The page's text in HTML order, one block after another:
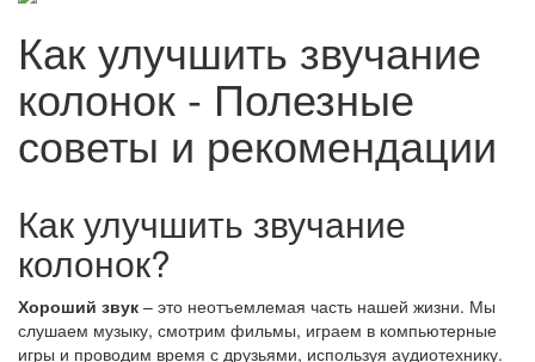
Как улучшить звучание
колонок - Полезные
советы и рекомендации
Как улучшить звучание
колонок?
Хороший звук – это неотъемлемая часть нашей жизни. Мы
слушаем музыку, смотрим фильмы, играем в компьютерные
игры и проводим время с друзьями, используя аудиотехнику.